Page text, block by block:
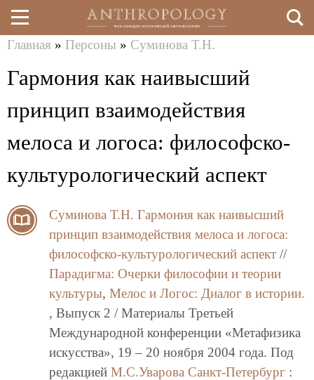
Перейти
к
здесь
Главная » Персоны » Суминова Т.Н.
Гармония как наивысший
принцип взаимодействия
мелоса и логоса: философско-
культурологический аспект
Суминова Т.Н. Гармония как наивысший
принцип взаимодействия мелоса и логоса:
философско-культурологический аспект //
Парадигма: Очерки философии и теории
культуры, Мелос и Логос: Диалог в истории.
, Выпуск 2 / Материалы Третьей
Международной конференции «Метафизика
искусства», 19 – 20 ноября 2004 года. Под
редакцией М.С.Уварова Санкт-Петербург :